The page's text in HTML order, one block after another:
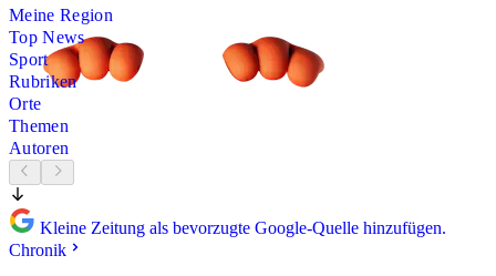
Meine Region
Top News
Sport
Rubriken
Orte
Themen
Autoren
Kleine Zeitung als bevorzugte Google-Quelle hinzufügen.
Chronik